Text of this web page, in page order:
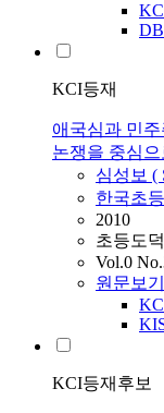
KCI등재
애국심과 민
논쟁을 중심으
심성보 (
한국초
2010
초등도
Vol.0
원문보기
KCI등재후보